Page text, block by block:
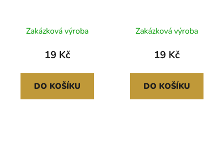
Zakázková výroba
19 Kč
DO KOŠÍKU
hodnocení
produktu
5,0
z
Zakázková výroba
19 Kč
DO KOŠÍKU